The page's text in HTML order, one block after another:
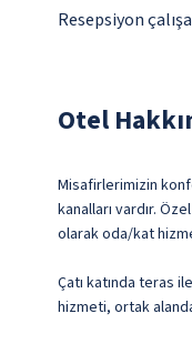
Resepsiyon
Otel
Misafirlerimizin
kanalları vardır.
olarak oda/kat
Çatı katında teras
hizmeti, ortak